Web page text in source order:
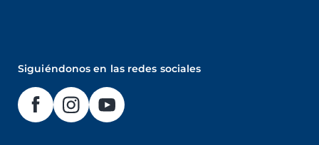
Siguiéndonos en las redes sociales